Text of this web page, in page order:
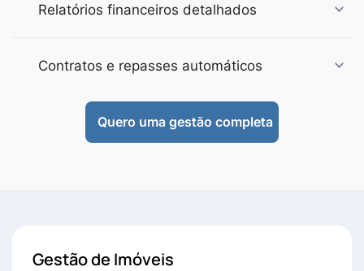
Relatórios financeiros detalhados
Contratos e repasses automáticos
Quero uma gestão completa
Gestão de Imóveis